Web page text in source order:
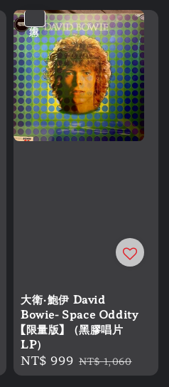
大衛·鮑伊 David
Bowie- Space Oddity
【限量版】 （黑膠唱片
LP）
Sale
price
NT$ 999 Regular
price
NT$ 1,060